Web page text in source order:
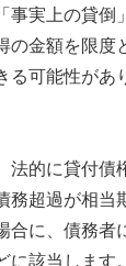
事実上の貸倒
の金額を限度
可能性があ
法的に貸付債
務超過が相当
合に、債務者
に該当します。